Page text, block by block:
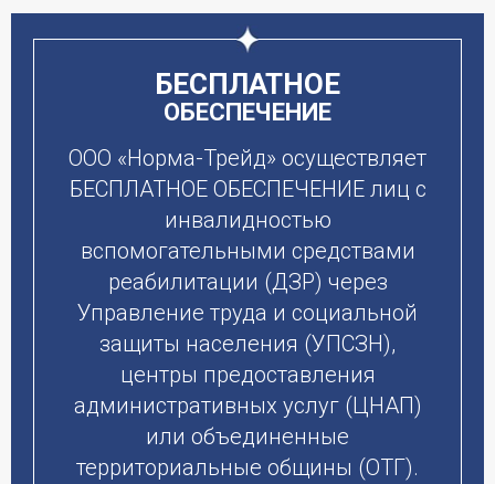
БЕСПЛАТНОЕ
ОБЕСПЕЧЕНИЕ
ООО «Норма-Трейд» осуществляет
БЕСПЛАТНОЕ ОБЕСПЕЧЕНИЕ лиц с
инвалидностью
вспомогательными средствами
реабилитации (ДЗР) через
Управление труда и социальной
защиты населения (УПСЗН),
центры предоставления
административных услуг (ЦНАП)
или объединенные
территориальные общины (ОТГ).